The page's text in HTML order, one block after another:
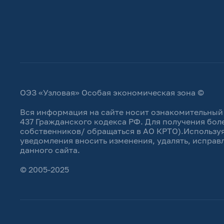
ОЭЗ «Узловая» Особая экономическая зона ©
Вся информация на сайте носит
437 Гражданского кодекса РФ. Для получения
собственников/ обращаться в АО
уведомления вносить изменения, удалять,
данного сайта.
© 2005-2025